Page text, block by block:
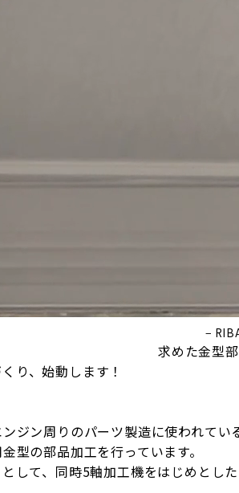
−
求めた金型
り、始動します！
ジン周りのパーツ製造に使われてい
型の部品加工を行っています。
して、同時5軸加工機をはじめと